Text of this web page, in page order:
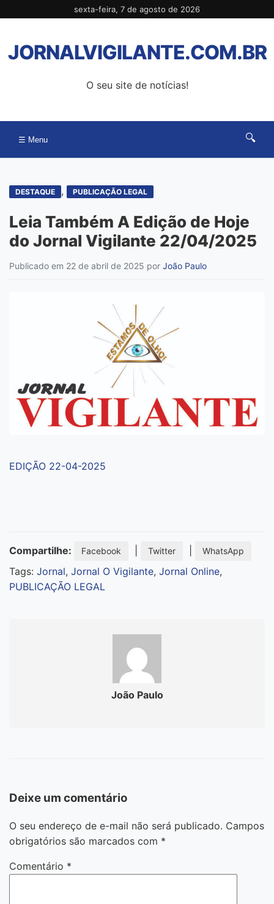
para
conteúdo
sexta-feira, 7 de agosto de 2026
JORNALVIGILANTE.COM.BR
O seu site de notícias!
☰ Menu 🔍
DESTAQUE , PUBLICAÇÃO LEGAL
Leia Também A Edição de Hoje
do Jornal Vigilante 22/04/2025
Publicado em 22 de abril de 2025 por João Paulo
EDIÇÃO 22-04-2025
Compartilhe: Facebook Twitter WhatsApp
Tags: Jornal, Jornal O Vigilante, Jornal Online,
PUBLICAÇÃO LEGAL
João Paulo
Deixe um comentário
O seu endereço de e-mail não será publicado. Campos
obrigatórios são marcados com *
Comentário *